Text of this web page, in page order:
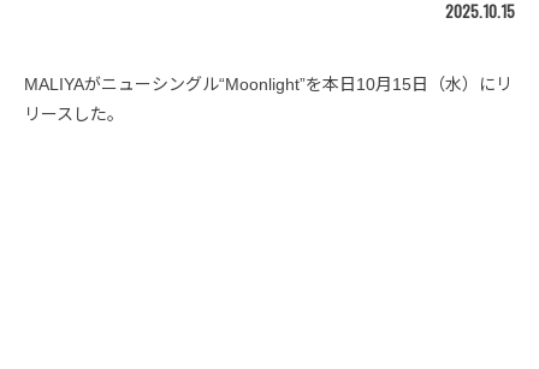
2025.10.15
MALIYAがニューシングル“Moonlight”を本日10月15日（水）にリ
リースした。